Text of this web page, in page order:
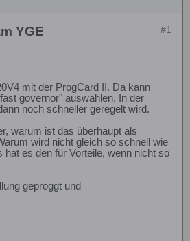
#1
YGE
mit der ProgCard II. Da kann
governor" auswählen. In der
noch schneller geregelt wird.
warum ist das überhaupt als
wird nicht gleich so schnell wie
hat es den für Vorteile, wenn nicht so
geproggt und